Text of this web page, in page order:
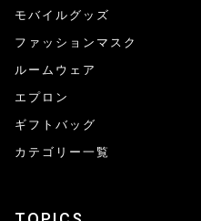
モバイルグッズ
ファッションマスク
ルームウェア
エプロン
ギフトバッグ
カテゴリー一覧